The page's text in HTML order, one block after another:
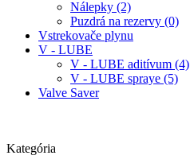
Nálepky (2)
Puzdrá na rezervy (0)
Vstrekovače plynu
V - LUBE
V - LUBE aditívum (4)
V - LUBE spraye (5)
Valve Saver
Kategória